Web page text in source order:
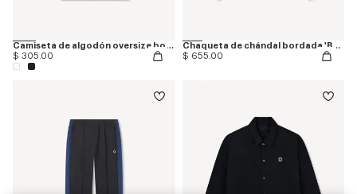
Camiseta de algodón oversize bordada 'Boke Flower 2.0'
$ 305.00
Chaqueta de chándal bordada 'Boke Flower 2.0'
$ 655.00